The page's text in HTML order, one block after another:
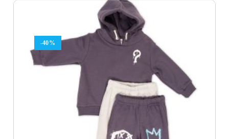
19.00€.
-40%